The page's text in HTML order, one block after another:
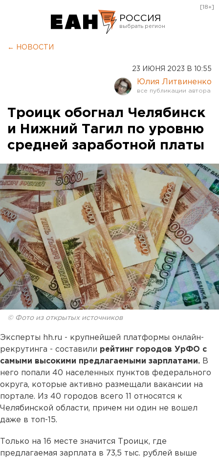
РОССИЯ
Курган
Оренбург
[18+]
← НОВОСТИ
23 ИЮНЯ 2023 В 10:55
Юлия Литвиненко
Троицк обогнал Челябинск
и Нижний Тагил по уровню
средней заработной платы
© Фото из открытых источников
Эксперты hh.ru - крупнейшей платформы онлайн-
рекрутинга - составили рейтинг городов УрФО с
самыми высокими предлагаемыми зарплатами. В
него попали 40 населенных пунктов федерального
округа, которые активно размещали вакансии на
портале. Из 40 городов всего 11 относятся к
Челябинской области, причем ни один не вошел
даже в топ-15.
Только на 16 месте значится Троицк, где
предлагаемая зарплата в 73,5 тыс. рублей выше